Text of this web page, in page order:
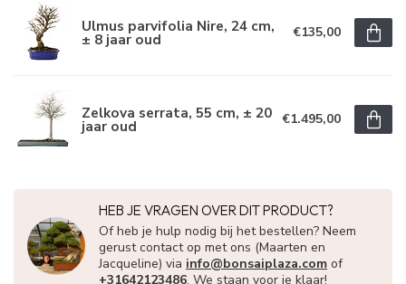
Ulmus parvifolia Nire, 24 cm,
± 8 jaar oud €135,00
Zelkova serrata, 55 cm, ± 20
jaar oud €1.495,00
HEB JE VRAGEN OVER DIT PRODUCT?
Of heb je hulp nodig bij het bestellen? Neem
gerust contact op met ons (Maarten en
Jacqueline) via info@bonsaiplaza.com of
+31642123486. We staan voor je klaar!